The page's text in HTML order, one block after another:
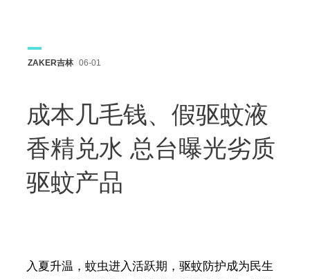
ZAKER吉林 06-01
成本几毛钱、假驱蚊液
香精兑水 总台曝光劣质
驱蚊产品
入夏升温，蚊虫进入活跃期，驱蚊防护成为民生